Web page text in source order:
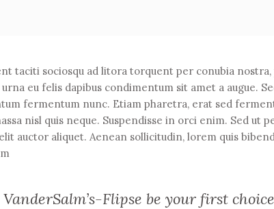
taciti sociosqu ad litora torquent per conubia
urna eu felis dapibus condimentum sit amet a augue.
fermentum nunc. Etiam pharetra, erat sed
nisl quis neque. Suspendisse in orci enim. Sed ut
auctor aliquet. Aenean sollicitudin, lorem quis
VanderSalm’s-Flipse be your first